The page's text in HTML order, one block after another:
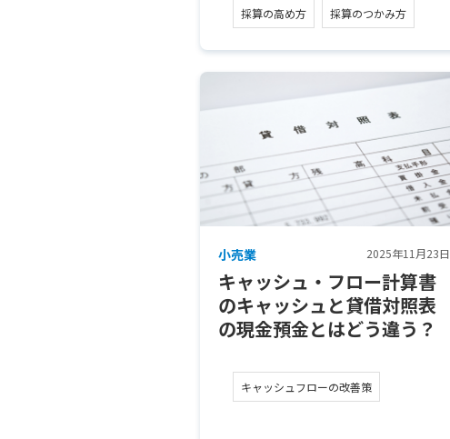
採算の高め方 採算のつかみ方
小売業 2025年11月23日
キャッシュ・フロー計算書
のキャッシュと貸借対照表
の現金預金とはどう違う？
キャッシュフローの改善策